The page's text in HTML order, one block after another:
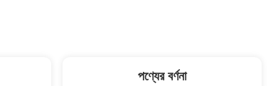
পণ্যের বর্ণনা